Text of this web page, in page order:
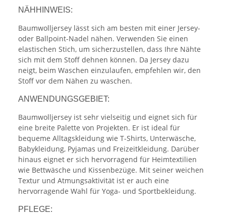
NÄHHINWEIS:
Baumwolljersey lässt sich am besten mit einer Jersey-
oder Ballpoint-Nadel nähen. Verwenden Sie einen
elastischen Stich, um sicherzustellen, dass Ihre Nähte
sich mit dem Stoff dehnen können. Da Jersey dazu
neigt, beim Waschen einzulaufen, empfehlen wir, den
Stoff vor dem Nähen zu waschen.
ANWENDUNGSGEBIET:
Baumwolljersey ist sehr vielseitig und eignet sich für
eine breite Palette von Projekten. Er ist ideal für
bequeme Alltagskleidung wie T-Shirts, Unterwäsche,
Babykleidung, Pyjamas und Freizeitkleidung. Darüber
hinaus eignet er sich hervorragend für Heimtextilien
wie Bettwäsche und Kissenbezüge. Mit seiner weichen
Textur und Atmungsaktivität ist er auch eine
hervorragende Wahl für Yoga- und Sportbekleidung.
PFLEGE: